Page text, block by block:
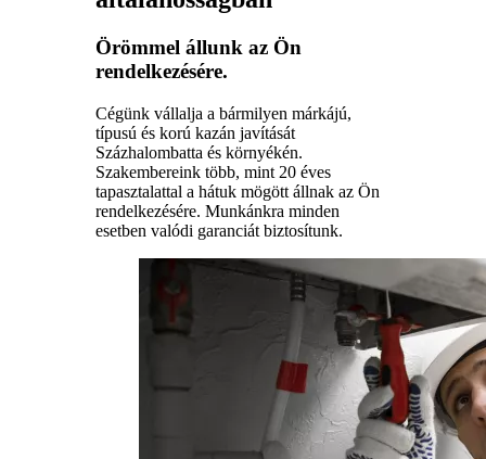
Örömmel állunk az Ön
rendelkezésére.
Cégünk vállalja a bármilyen márkájú,
típusú és korú kazán javítását
Százhalombatta és környékén.
Szakembereink több, mint 20 éves
tapasztalattal a hátuk mögött állnak az Ön
rendelkezésére. Munkánkra minden
esetben valódi garanciát biztosítunk.